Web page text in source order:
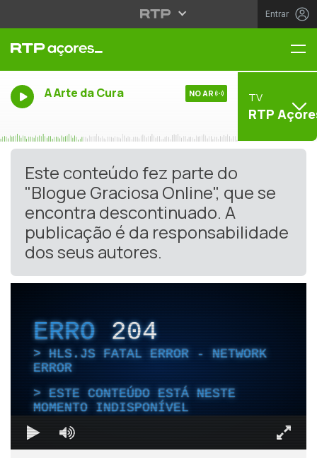
Entrar
A Arte da Cura NO AR TV
RTP
Este conteúdo fez parte do
"Blogue Graciosa Online", que se
encontra descontinuado. A
publicação é da responsabilidade
dos seus autores.
ERRO204
HLS.JS FATAL ERROR - NETWORK
ERROR
ESTE CONTEÚDO ESTÁ NESTE
MOMENTO INDISPONÍVEL